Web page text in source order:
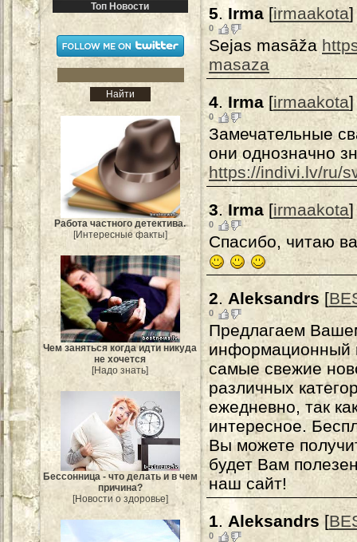
Топ Новости
Работа частного детектива.
[Интересные факты]
Чем заняться когда идти никуда
не хочется
[Надо знать]
Бессонница - что делать и в чем
причина?
[Новости о здоровье]
5. Irma [irmaakota]
0
Sejas masāža
masaza
4. Irma [irmaakota]
0
Замечательные
они однозначно
https://indivi.lv/ru/
3. Irma [irmaakota]
0
Спасибо, читаю
2. Aleksandrs [
0
Предлагаем
информационный
самые свежие
различных
ежедневно, так
интересное.
Вы можете
будет Вам
наш сайт!
1. Aleksandrs [
0